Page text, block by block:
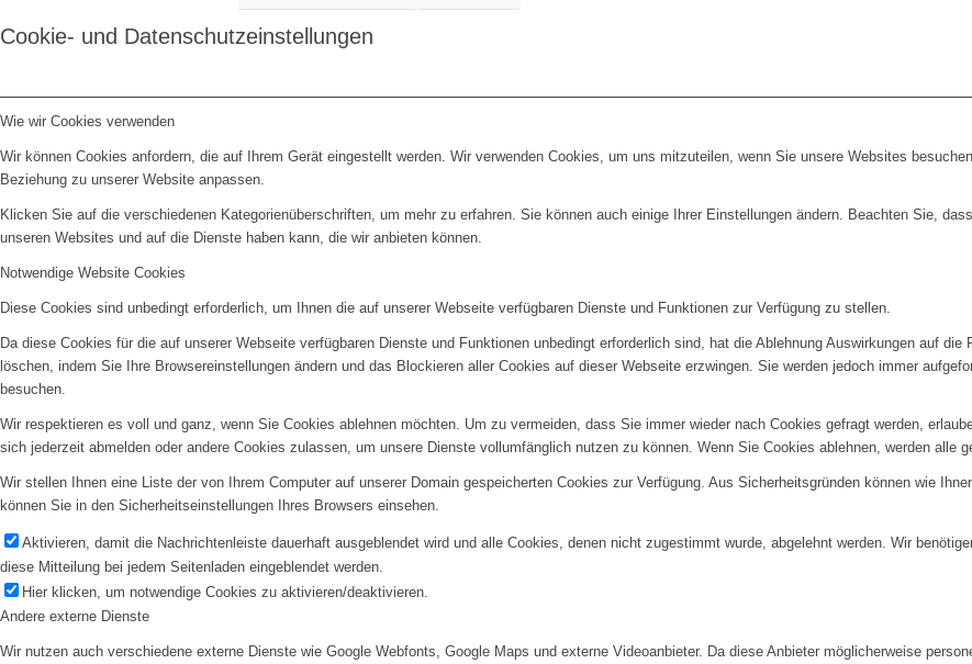
Cookie- und Datenschutzeinstellungen
Wie wir Cookies verwenden
Wir können Cookies anfordern, die auf Ihrem Gerät eingestellt werden. Wir verwenden Cookies, um uns mitzuteilen, wenn Sie unsere Websites
Beziehung zu unserer Website anpassen.
Klicken Sie auf die verschiedenen Kategorienüberschriften, um mehr zu erfahren. Sie können auch einige Ihrer Einstellungen ändern. Beachten Sie,
unseren Websites und auf die Dienste haben kann, die wir anbieten können.
Notwendige Website Cookies
Diese Cookies sind unbedingt erforderlich, um Ihnen die auf unserer Webseite verfügbaren Dienste und Funktionen zur Verfügung zu stellen.
Da diese Cookies für die auf unserer Webseite verfügbaren Dienste und Funktionen unbedingt erforderlich sind, hat die Ablehnung Auswirkungen auf
löschen, indem Sie Ihre Browsereinstellungen ändern und das Blockieren aller Cookies auf dieser Webseite erzwingen. Sie werden jedoch immer
besuchen.
Wir respektieren es voll und ganz, wenn Sie Cookies ablehnen möchten. Um zu vermeiden, dass Sie immer wieder nach Cookies gefragt werden,
sich jederzeit abmelden oder andere Cookies zulassen, um unsere Dienste vollumfänglich nutzen zu können. Wenn Sie Cookies ablehnen, werden alle
Wir stellen Ihnen eine Liste der von Ihrem Computer auf unserer Domain gespeicherten Cookies zur Verfügung. Aus Sicherheitsgründen können wie
können Sie in den Sicherheitseinstellungen Ihres Browsers einsehen.
Aktivieren, damit die Nachrichtenleiste dauerhaft ausgeblendet wird und alle Cookies, denen nicht zugestimmt wurde, abgelehnt werden. Wir
diese Mitteilung bei jedem Seitenladen eingeblendet werden.
Hier klicken, um notwendige Cookies zu aktivieren/deaktivieren.
Andere externe Dienste
Wir nutzen auch verschiedene externe Dienste wie Google Webfonts, Google Maps und externe Videoanbieter. Da diese Anbieter möglicherweise